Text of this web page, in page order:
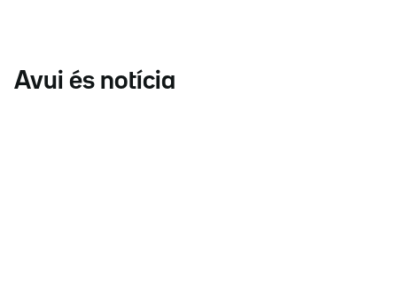
Avui és notícia